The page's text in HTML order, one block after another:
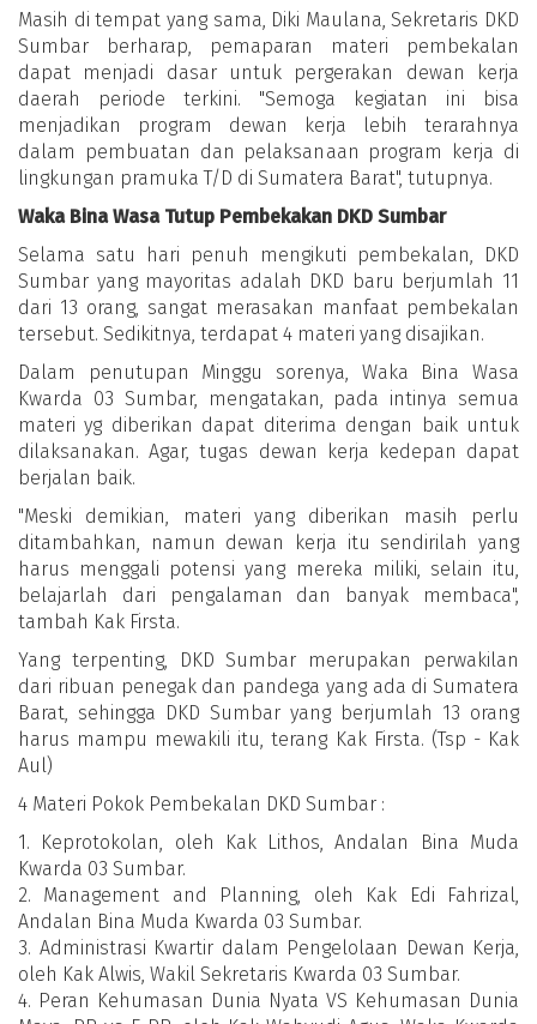
Masih di tempat yang sama, Diki Maulana, Sekretaris DKD
Sumbar berharap, pemaparan materi pembekalan
dapat menjadi dasar untuk pergerakan dewan kerja
daerah periode terkini. "Semoga kegiatan ini bisa
menjadikan program dewan kerja lebih terarahnya
dalam pembuatan dan pelaksanaan program kerja di
lingkungan pramuka T/D di Sumatera Barat", tutupnya.
Waka Bina Wasa Tutup Pembekakan DKD Sumbar
Selama satu hari penuh mengikuti pembekalan, DKD
Sumbar yang mayoritas adalah DKD baru berjumlah 11
dari 13 orang, sangat merasakan manfaat pembekalan
tersebut. Sedikitnya, terdapat 4 materi yang disajikan.
Dalam penutupan Minggu sorenya, Waka Bina Wasa
Kwarda 03 Sumbar, mengatakan, pada intinya semua
materi yg diberikan dapat diterima dengan baik untuk
dilaksanakan. Agar, tugas dewan kerja kedepan dapat
berjalan baik.
"Meski demikian, materi yang diberikan masih perlu
ditambahkan, namun dewan kerja itu sendirilah yang
harus menggali potensi yang mereka miliki, selain itu,
belajarlah dari pengalaman dan banyak membaca",
tambah Kak Firsta.
Yang terpenting, DKD Sumbar merupakan perwakilan
dari ribuan penegak dan pandega yang ada di Sumatera
Barat, sehingga DKD Sumbar yang berjumlah 13 orang
harus mampu mewakili itu, terang Kak Firsta. (Tsp - Kak
Aul)
4 Materi Pokok Pembekalan DKD Sumbar :
1. Keprotokolan, oleh Kak Lithos, Andalan Bina Muda
Kwarda 03 Sumbar.
2. Management and Planning, oleh Kak Edi Fahrizal,
Andalan Bina Muda Kwarda 03 Sumbar.
3. Administrasi Kwartir dalam Pengelolaan Dewan Kerja,
oleh Kak Alwis, Wakil Sekretaris Kwarda 03 Sumbar.
4. Peran Kehumasan Dunia Nyata VS Kehumasan Dunia